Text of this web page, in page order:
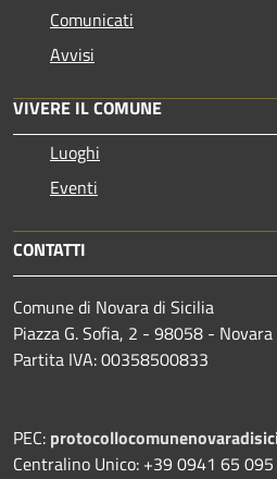
Comunicati
Avvisi
VIVERE IL COMUNE
Luoghi
Eventi
CONTATTI
Comune di Novara di Sicilia
Piazza G. Sofia, 2 - 98058 -
Partita IVA: 00358500833
PEC:
Centralino Unico: +39 0941 65